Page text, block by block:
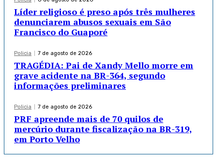
Líder religioso é preso após três mulheres
denunciarem abusos sexuais em São
Francisco do Guaporé
Policia 7 de agosto de 2026
TRAGÉDIA: Pai de Xandy Mello morre em
grave acidente na BR-364, segundo
informações preliminares
Policia 7 de agosto de 2026
PRF apreende mais de 70 quilos de
mercúrio durante fiscalização na BR-319,
em Porto Velho